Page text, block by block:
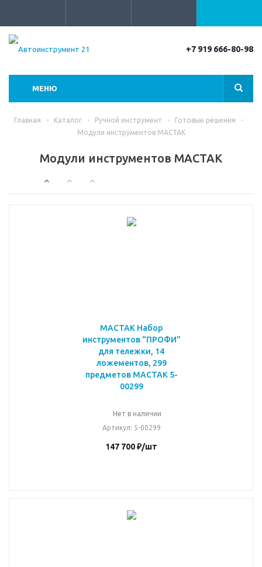
+7 919 666-80-98
МЕНЮ
Главная - Каталог - Ручной инструмент - Готовые решения
-
Модули инструментов МАСТАК
Модули инструментов МАСТАК
МАСТАК Набор
инструментов "ПРОФИ"
для тележки, 14
ложементов, 299
предметов МАСТАК 5-
00299
Нет в наличии
Артикул: 5-00299
147 700₽/шт